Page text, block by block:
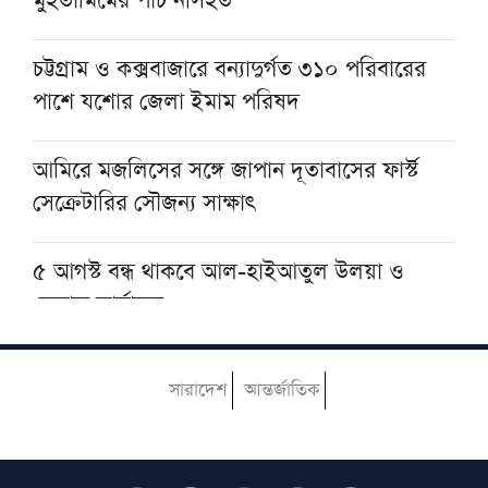
হজের পর অভিনয় ছেড়ে দীনের পথে হাসান মাসুদ
চট্টগ্রাম ও কক্সবাজারে বন্যাদুর্গত ৩১০ পরিবারের
পাশে যশোর জেলা ইমাম পরিষদ
আমিরে মজলিসের সঙ্গে জাপান দূতাবাসের ফার্স্ট
সেক্রেটারির সৌজন্য সাক্ষাৎ
৫ আগস্ট বন্ধ থাকবে আল-হাইআতুল উলয়া ও
বেফাক কার্যালয়
হেজবুত তাওহীদ কেন ভ্রান্ত, কী তাদের আকিদা
সারাদেশ আন্তর্জাতিক